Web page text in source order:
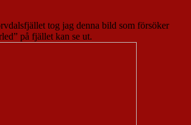
tog jag denna bild som försöker
på fjället kan se ut.